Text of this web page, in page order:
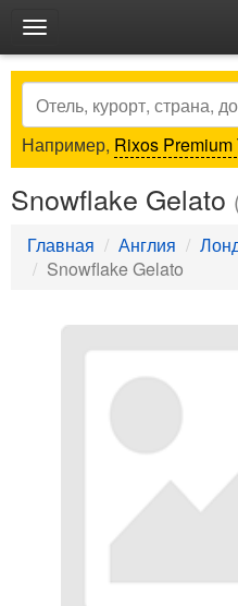
Toggle
navigation
Search
Например, Rixos Premium
Snowflake Gelato
Главная Англия
Snowflake Gelato